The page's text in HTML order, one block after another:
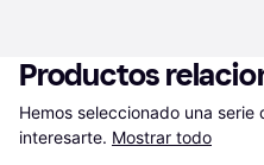
Productos
Hemos seleccionado una
interesarte. Mostrar todo